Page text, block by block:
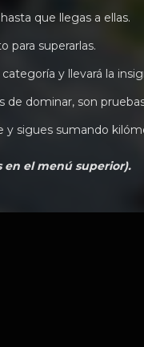
que llegas a ellas.
para superarlas.
y llevará la
dominar, son
y sigues sumando
en el menú superior).